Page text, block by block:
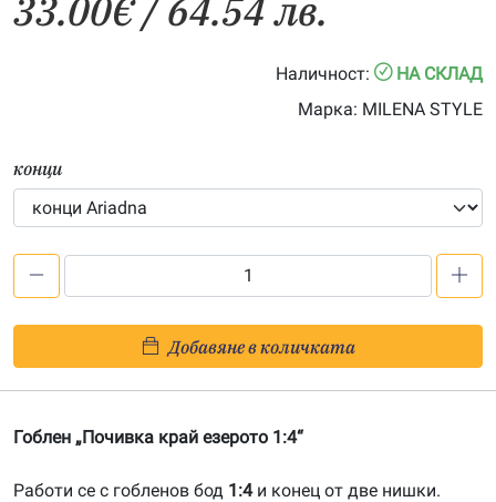
33.00€/ 64.54 лв.
Наличност:
НА СКЛАД
Марка: MILENA STYLE
конци
край
езерото
202200225
Добавяне в количката
Гоблен „Почивка край езерото 1:4“
Работи се с гобленов бод 1:4и конец от две нишки.